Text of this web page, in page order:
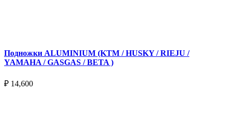
Подножки ALUMINIUM (KTM / HUSKY / RIEJU /
YAMAHA / GASGAS / BETA )
₽ 14,600